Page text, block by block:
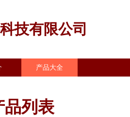
技有限公司
产品大全
品列表